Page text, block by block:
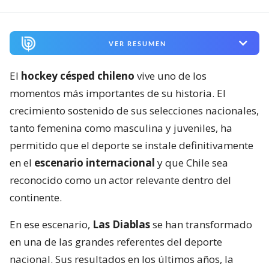
VER RESUMEN
El hockey césped chileno vive uno de los
momentos más importantes de su historia. El
crecimiento sostenido de sus selecciones nacionales,
tanto femenina como masculina y juveniles, ha
permitido que el deporte se instale definitivamente
en el escenario internacional y que Chile sea
reconocido como un actor relevante dentro del
continente.
En ese escenario, Las Diablasse han transformado
en una de las grandes referentes del deporte
nacional. Sus resultados en los últimos años, la